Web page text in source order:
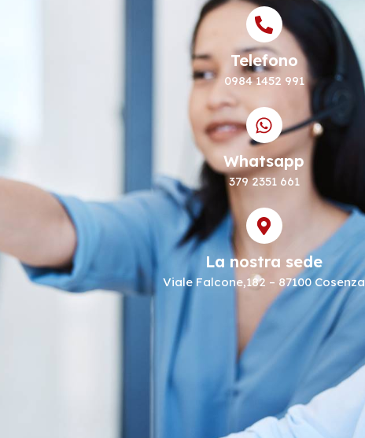
Telefono
0984 1452 991
Whatsapp
379 2351 661
La nostra sede
Viale Falcone,182 – 87100 Cosenza